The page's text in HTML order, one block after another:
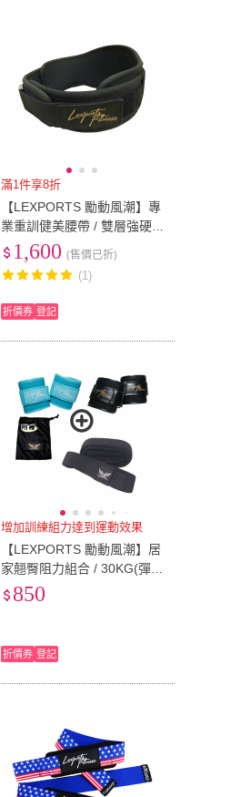
滿1件享8折
【LEXPORTS 勵動風潮】專
業重訓健美腰帶 / 雙層強硬
型(腰帶 核心 雙層 強硬 健身
重訓 舉重)
1,600 (售價已折)
(1)
折價券 登記
增加訓練組力達到運動效果
【LEXPORTS 勵動風潮】居
家翹臀阻力組合 / 30KG(彈力
繩 阻力繩 腳踝綁帶 皮革 健
850
折價券 登記